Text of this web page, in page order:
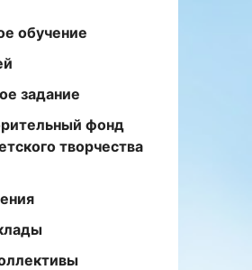
обучение
задание
фонд
творчества